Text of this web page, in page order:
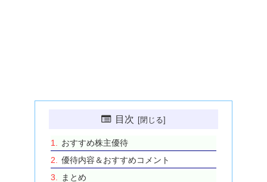
目次
おすすめ株主優待
優待内容＆おすすめコメント
まとめ